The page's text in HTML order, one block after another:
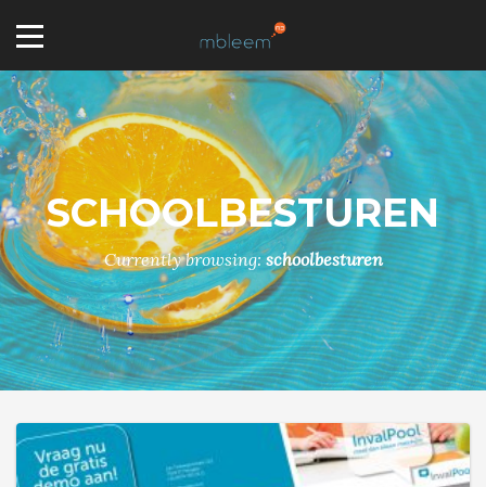
SCHOOLBESTUREN
Currently browsing:schoolbesturen